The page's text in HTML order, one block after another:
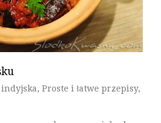
, Proste i łatwe przepisy,